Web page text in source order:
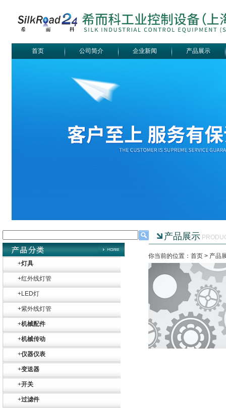
首页 公司简介 企业新闻 产品展示
+灯具
+红外线灯管
+LED灯
+紫外线灯管
+机械配件
+机械传动
+仪器仪表
+变送器
+开关
+过滤件
产品展示
你当前的位置：首页 > 产品